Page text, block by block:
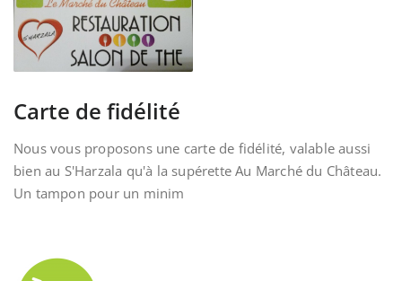
Carte de fidélité
Nous vous proposons une carte de fidélité, valable aussi
bien au S'Harzala qu'à la supérette Au Marché du Château.
Un tampon pour un minim